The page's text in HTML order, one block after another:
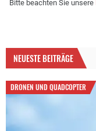
Bitte beachten Sie unsere
NEUESTE BEITRÄGE
DRONEN UND QUADCOPTER